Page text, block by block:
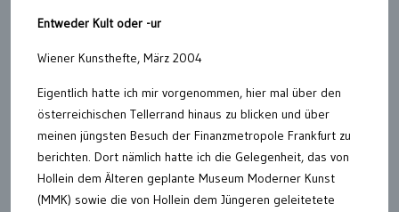
Entweder Kult oder -ur
Wiener Kunsthefte, März 2004
Eigentlich hatte ich mir vorgenommen, hier mal über den
österreichischen Tellerrand hinaus zu blicken und über
meinen jüngsten Besuch der Finanzmetropole Frankfurt zu
berichten. Dort nämlich hatte ich die Gelegenheit, das von
Hollein dem Älteren geplante Museum Moderner Kunst
(MMK) sowie die von Hollein dem Jüngeren geleitetete